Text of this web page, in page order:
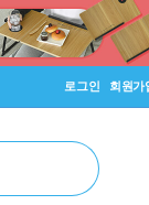
로그인 회원가